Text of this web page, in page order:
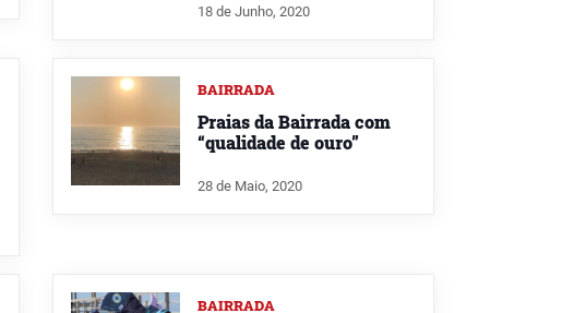
18 de Junho, 2020
BAIRRADA
Praias da Bairrada com
“qualidade de ouro”
28 de Maio, 2020
BAIRRADA